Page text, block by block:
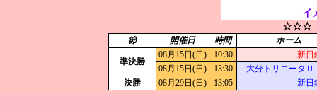
イ
☆☆☆
節 開催日 時間 ホーム
準決勝
08月15日(日) 10:30
新日
08月15日(日)
13:30
大分トリニータＵ
決勝
08月29日(日) 13:05 新日